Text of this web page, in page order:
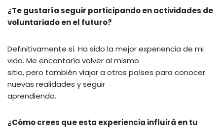
¿Te gustaría seguir participando en actividades de
voluntariado en el futuro?
Definitivamente sí. Ha sido la mejor experiencia de mi
vida. Me encantaría volver al mismo
sitio, pero también viajar a otros países para conocer
nuevas realidades y seguir
aprendiendo.
¿Cómo crees que esta experiencia influirá en tu